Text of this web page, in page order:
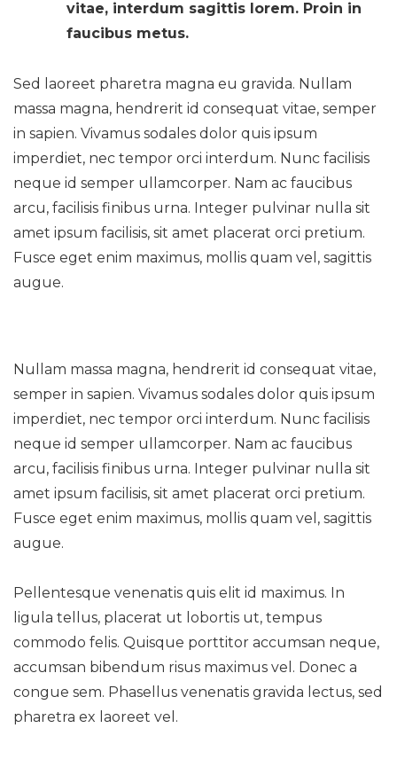
vitae, interdum sagittis lorem. Proin in
faucibus metus.
Sed laoreet pharetra magna eu gravida. Nullam
massa magna, hendrerit id consequat vitae, semper
in sapien. Vivamus sodales dolor quis ipsum
imperdiet, nec tempor orci interdum. Nunc facilisis
neque id semper ullamcorper. Nam ac faucibus
arcu, facilisis finibus urna. Integer pulvinar nulla sit
amet ipsum facilisis, sit amet placerat orci pretium.
Fusce eget enim maximus, mollis quam vel, sagittis
augue.
Nullam massa magna, hendrerit id consequat vitae,
semper in sapien. Vivamus sodales dolor quis ipsum
imperdiet, nec tempor orci interdum. Nunc facilisis
neque id semper ullamcorper. Nam ac faucibus
arcu, facilisis finibus urna. Integer pulvinar nulla sit
amet ipsum facilisis, sit amet placerat orci pretium.
Fusce eget enim maximus, mollis quam vel, sagittis
augue.
Pellentesque venenatis quis elit id maximus. In
ligula tellus, placerat ut lobortis ut, tempus
commodo felis. Quisque porttitor accumsan neque,
accumsan bibendum risus maximus vel. Donec a
congue sem. Phasellus venenatis gravida lectus, sed
pharetra ex laoreet vel.